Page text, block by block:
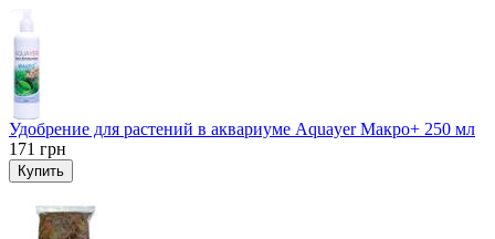
Удобрение для растений в аквариуме Aquayer Макро+ 250 мл
171 грн
Купить